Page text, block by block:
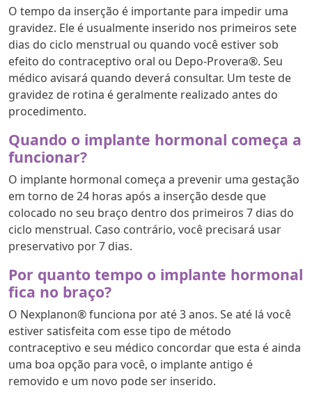
O tempo da inserção é importante para impedir uma
gravidez. Ele é usualmente inserido nos primeiros sete
dias do ciclo menstrual ou quando você estiver sob
efeito do contraceptivo oral ou Depo-Provera®. Seu
médico avisará quando deverá consultar. Um teste de
gravidez de rotina é geralmente realizado antes do
procedimento.
Quando o implante hormonal começa a
funcionar?
O implante hormonal começa a prevenir uma gestação
em torno de 24 horas após a inserção desde que
colocado no seu braço dentro dos primeiros 7 dias do
ciclo menstrual. Caso contrário, você precisará usar
preservativo por 7 dias.
Por quanto tempo o implante hormonal
fica no braço?
O Nexplanon® funciona por até 3 anos. Se até lá você
estiver satisfeita com esse tipo de método
contraceptivo e seu médico concordar que esta é ainda
uma boa opção para você, o implante antigo é
removido e um novo pode ser inserido.